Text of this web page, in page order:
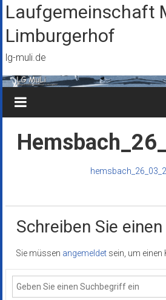
Zum
Inhalt
springen
Laufgemeinschaft
Limburgerhof
lg-muli.de
Schreiben Sie
Sie müssen angemeldet sein, um einen